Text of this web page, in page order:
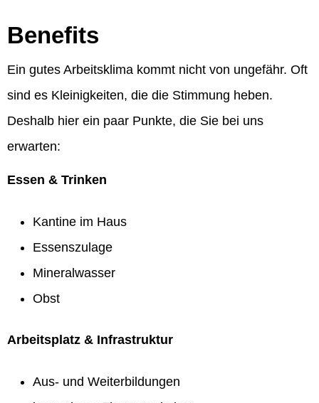
Benefits
Ein gutes Arbeitsklima kommt nicht von ungefähr. Oft
sind es Kleinigkeiten, die die Stimmung heben.
Deshalb hier ein paar Punkte, die Sie bei uns
erwarten:
Essen & Trinken
Kantine im Haus
Essenszulage
Mineralwasser
Obst
Arbeitsplatz & Infrastruktur
Aus- und Weiterbildungen